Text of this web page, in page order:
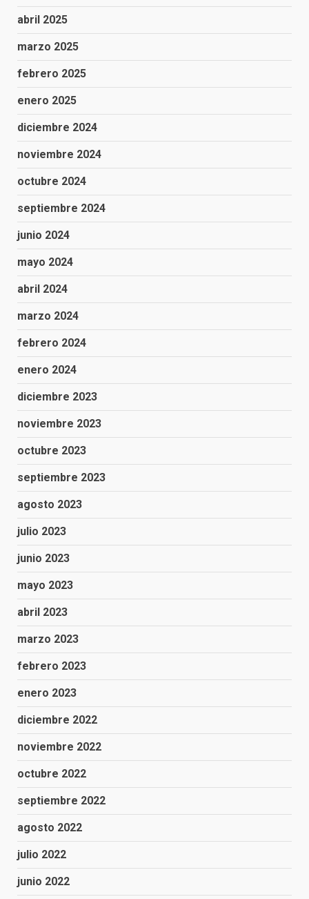
abril 2025
marzo 2025
febrero 2025
enero 2025
diciembre 2024
noviembre 2024
octubre 2024
septiembre 2024
junio 2024
mayo 2024
abril 2024
marzo 2024
febrero 2024
enero 2024
diciembre 2023
noviembre 2023
octubre 2023
septiembre 2023
agosto 2023
julio 2023
junio 2023
mayo 2023
abril 2023
marzo 2023
febrero 2023
enero 2023
diciembre 2022
noviembre 2022
octubre 2022
septiembre 2022
agosto 2022
julio 2022
junio 2022